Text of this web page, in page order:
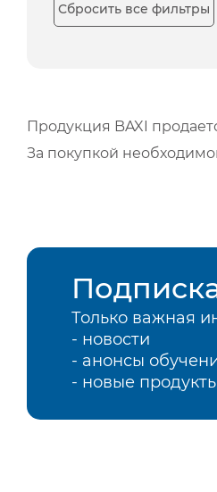
Сбросить все фильтры
Продукция BAXI
За покупкой
Только важная
- новости
- анонсы
- новые